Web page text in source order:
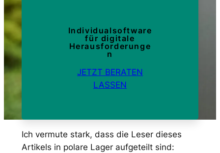
Individualsoftware
für digitale
Herausforderunge
n
JETZT BERATEN
LASSEN
Ich vermute stark, dass die Leser dieses
Artikels in polare Lager aufgeteilt sind: